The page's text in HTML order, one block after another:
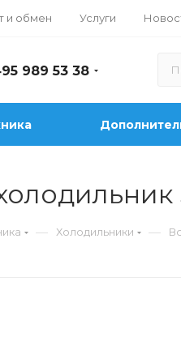
и обмен Услуги
989 53 38
— Холодильники —